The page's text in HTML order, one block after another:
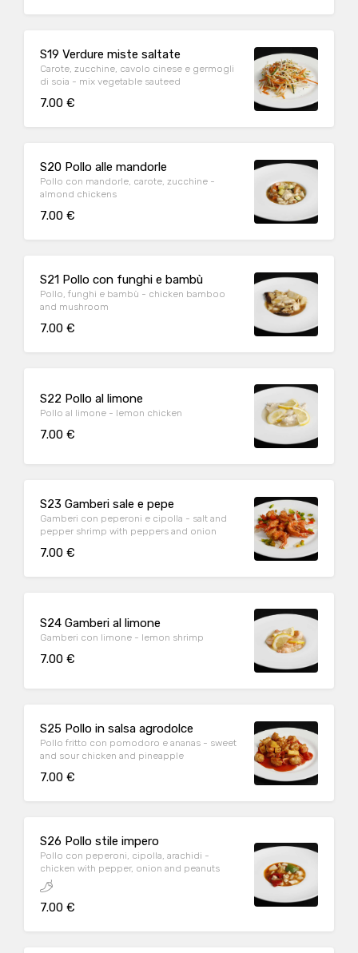
S19 Verdure miste saltate
Carote, zucchine, cavolo cinese e germogli
di soia - mix vegetable sauteed
7.00 €
S20 Pollo alle mandorle
Pollo con mandorle, carote, zucchine -
almond chickens
7.00 €
S21 Pollo con funghi e bambù
Pollo, funghi e bambù - chicken bamboo
and mushroom
7.00 €
S22 Pollo al limone
Pollo al limone - lemon chicken
7.00 €
S23 Gamberi sale e pepe
Gamberi con peperoni e cipolla - salt and
pepper shrimp with peppers and onion
7.00 €
S24 Gamberi al limone
Gamberi con limone - lemon shrimp
7.00 €
S25 Pollo in salsa agrodolce
Pollo fritto con pomodoro e ananas - sweet
and sour chicken and pineapple
7.00 €
S26 Pollo stile impero
Pollo con peperoni, cipolla, arachidi -
chicken with pepper, onion and peanuts
7.00 €